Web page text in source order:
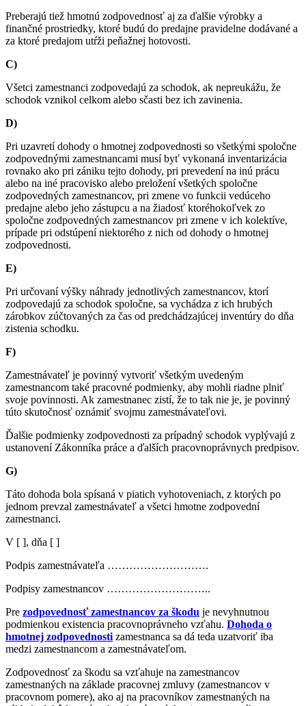
Preberajú tiež hmotnú zodpovednosť aj za ďalšie výrobky a
finančné prostriedky, ktoré budú do predajne pravidelne dodávané a
za ktoré predajom utŕži peňažnej hotovosti.
C)
Všetci zamestnanci zodpovedajú za schodok, ak nepreukážu, že
schodok vznikol celkom alebo sčasti bez ich zavinenia.
D)
Pri uzavretí dohody o hmotnej zodpovednosti so všetkými spoločne
zodpovednými zamestnancami musí byť vykonaná inventarizácia
rovnako ako pri zániku tejto dohody, pri prevedení na inú prácu
alebo na iné pracovisko alebo preložení všetkých spoločne
zodpovedných zamestnancov, pri zmene vo funkcii vedúceho
predajne alebo jeho zástupcu a na žiadosť ktoréhokoľvek zo
spoločne zodpovedných zamestnancov pri zmene v ich kolektíve,
prípade pri odstúpení niektorého z nich od dohody o hmotnej
zodpovednosti.
E)
Pri určovaní výšky náhrady jednotlivých zamestnancov, ktorí
zodpovedajú za schodok spoločne, sa vychádza z ich hrubých
zárobkov zúčtovaných za čas od predchádzajúcej inventúry do dňa
zistenia schodku.
F)
Zamestnávateľ je povinný vytvoriť všetkým uvedeným
zamestnancom také pracovné podmienky, aby mohli riadne plniť
svoje povinnosti. Ak zamestnanec zistí, že to tak nie je, je povinný
túto skutočnosť oznámiť svojmu zamestnávateľovi.
Ďalšie podmienky zodpovednosti za prípadný schodok vyplývajú z
ustanovení Zákonníka práce a ďalších pracovnoprávnych predpisov.
G)
Táto dohoda bola spísaná v piatich vyhotoveniach, z ktorých po
jednom prevzal zamestnávateľ a všetci hmotne zodpovední
zamestnanci.
V [ ], dňa [ ]
Podpis zamestnávateľa ……………………….
Podpisy zamestnancov ………………………..
Pre zodpovednosť zamestnancov za škodu je nevyhnutnou
podmienkou existencia pracovnoprávneho vzťahu. Dohoda o
hmotnej zodpovednostizamestnanca sa dá teda uzatvoriť iba
medzi zamestnancom a zamestnávateľom.
Zodpovednosť za škodu sa vzťahuje na zamestnancov
zamestnaných na základe pracovnej zmluvy (zamestnancov v
pracovnom pomere), ako aj na pracovníkov zamestnaných na